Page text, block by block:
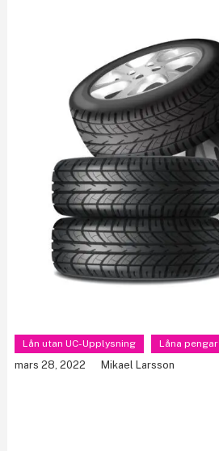
Lån utan UC-Upplysning Låna pengar
mars 28, 2022 Mikael Larsson